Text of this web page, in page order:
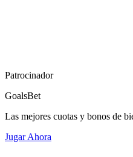
Patrocinador
GoalsBet
Las mejores cuotas y bonos de
Jugar Ahora